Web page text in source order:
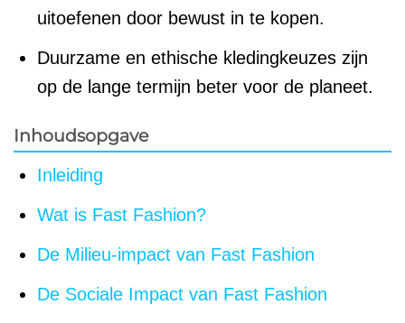
uitoefenen door bewust in te kopen.
Duurzame en ethische kledingkeuzes zijn
op de lange termijn beter voor de planeet.
Inhoudsopgave
Inleiding
Wat is Fast Fashion?
De Milieu-impact van Fast Fashion
De Sociale Impact van Fast Fashion